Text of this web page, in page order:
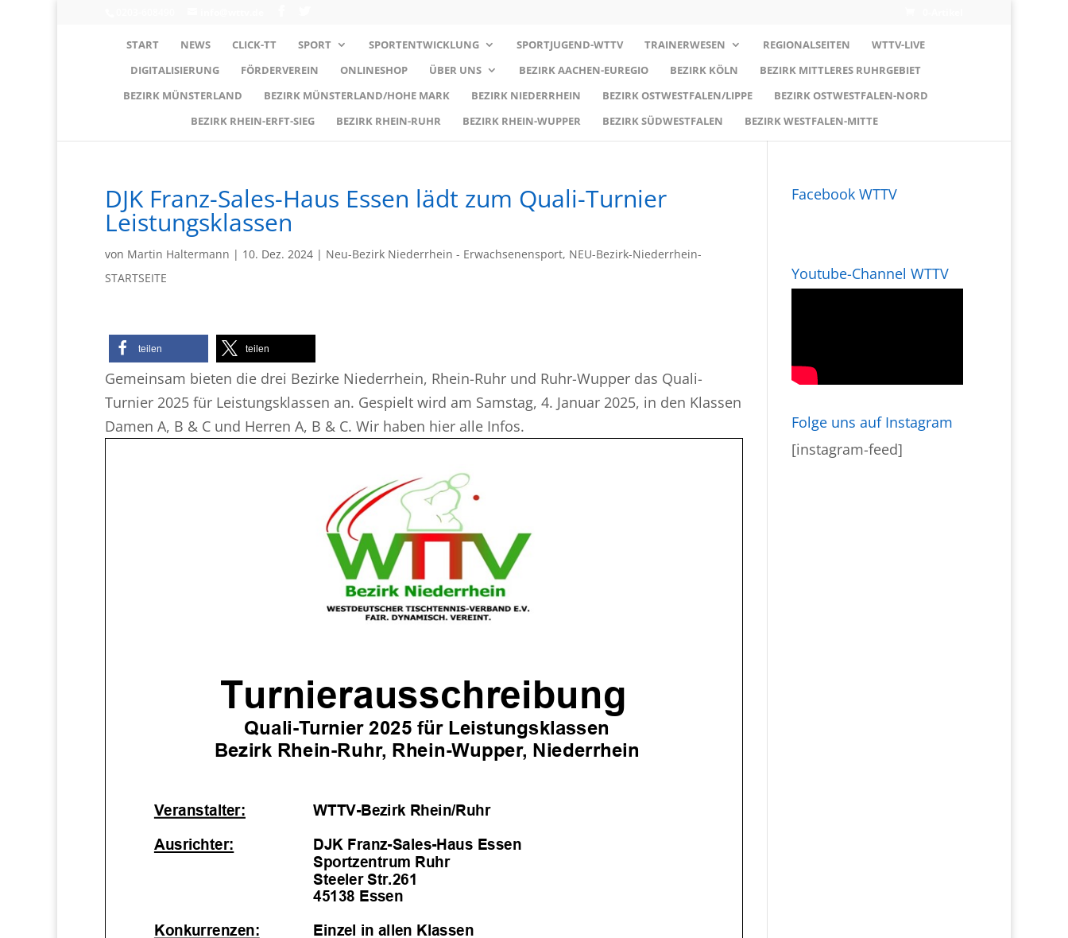
START NEWS CLICK-TT SPORT SPORTENTWICKLUNG SPORTJUGEND-WTTV TRAINERWESEN REGIONALSEITEN
WTTV-LIVE
DIGITALISIERUNG
FÖRDERVEREIN ONLINESHOP ÜBER UNS BEZIRK AACHEN-EUREGIO BEZIRK KÖLN
BEZIRK MITTLERES RUHRGEBIET
BEZIRK MÜNSTERLAND
BEZIRK MÜNSTERLAND/HOHE MARK BEZIRK NIEDERRHEIN BEZIRK OSTWESTFALEN/LIPPE
BEZIRK OSTWESTFALEN-NORD
BEZIRK RHEIN-ERFT-SIEG
BEZIRK RHEIN-RUHR BEZIRK RHEIN-WUPPER BEZIRK SÜDWESTFALEN BEZIRK WESTFALEN-MITTE
DJK Franz-Sales-Haus Essen lädt zum Quali-Turnier
Leistungsklassen
von Martin Haltermann | 10. Dez. 2024 | Neu-Bezirk Niederrhein - Erwachsenensport, NEU-Bezirk-Niederrhein-
STARTSEITE
teilen teilen
Gemeinsam bieten die drei Bezirke Niederrhein, Rhein-Ruhr und Ruhr-Wupper das Quali-
Turnier 2025 für Leistungsklassen an. Gespielt wird am Samstag, 4. Januar 2025, in den Klassen
Damen A, B & C und Herren A, B & C. Wir haben hier alle Infos.
Facebook WTTV
Youtube-Channel WTTV
Folge uns auf Instagram
[instagram-feed]